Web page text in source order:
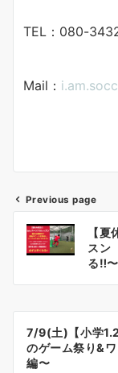
TEL：080-
Mail：
投
稿
ナ
ビ
ゲ
ー
Previous page
【
スン
る‼︎〜
7/9(土)【小学
のゲーム祭り&
編〜